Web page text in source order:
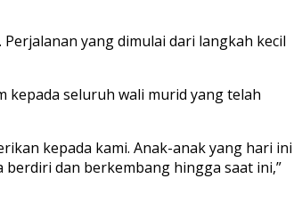
yang dimulai dari langkah kecil
kepada seluruh wali murid yang telah
kepada kami. Anak-anak yang hari ini
dan berkembang hingga saat ini,”